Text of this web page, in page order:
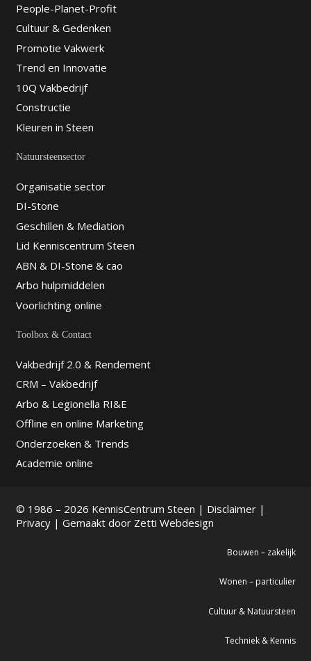
People-Planet-Profit
Cultuur & Gedenken
Promotie Vakwerk
Trend en Innovatie
10Q Vakbedrijf
Constructie
Kleuren in Steen
Natuursteensector
Organisatie sector
DI-Stone
Geschillen & Mediation
Lid Kenniscentrum Steen
ABN & DI-Stone & cao
Arbo hulpmiddelen
Voorlichting online
Toolbox & Contact
Vakbedrijf 2.0 & Rendement
CRM – Vakbedrijf
Arbo & Legionella RI&E
Offline en online Marketing
Onderzoeken & Trends
Academie online
© 1986 – 2026 KennisCentrum Steen | Disclaimer|
Privacy| Gemaakt door Zetti Webdesign
Bouwen – zakelijk
Wonen – particulier
Cultuur & Natuursteen
Techniek & Kennis